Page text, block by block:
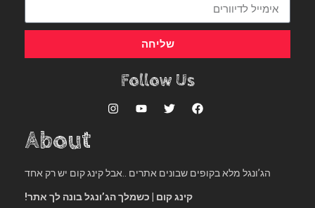
שליחה
Follow Us
About
הג’ונגל מלא בקופים שבונים אתרים ..אבל קינג קום יש רק אחד
קינג קום | כשמלך הג’ונגל בונה לך אתר!